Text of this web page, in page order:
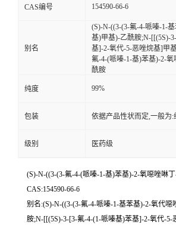
CAS编号 154590-66-6
别名
(S)-N-((3-(3-氟-4-哌嗪-1-
基)甲基)-乙酰胺;N-[[(5S)-
基]-2-氧代-5-恶唑烷基]甲
氟-4-(哌嗪-1-基)苯基)-2-
酰胺
纯度 99%
包装 依据产品性状而定,一般为:
级别 医药级
(S)-N-((3-(3-氟-4-(哌嗪-1-基)苯基)-2-氧噁唑啉
CAS:154590-66-6
别名:(S)-N-((3-(3-氟-4-哌嗪-1-基苯基)-2-氧代噁
胺;N-[[(5S)-3-[3-氟-4-(1-哌嗪基)苯基]-2-氧代-